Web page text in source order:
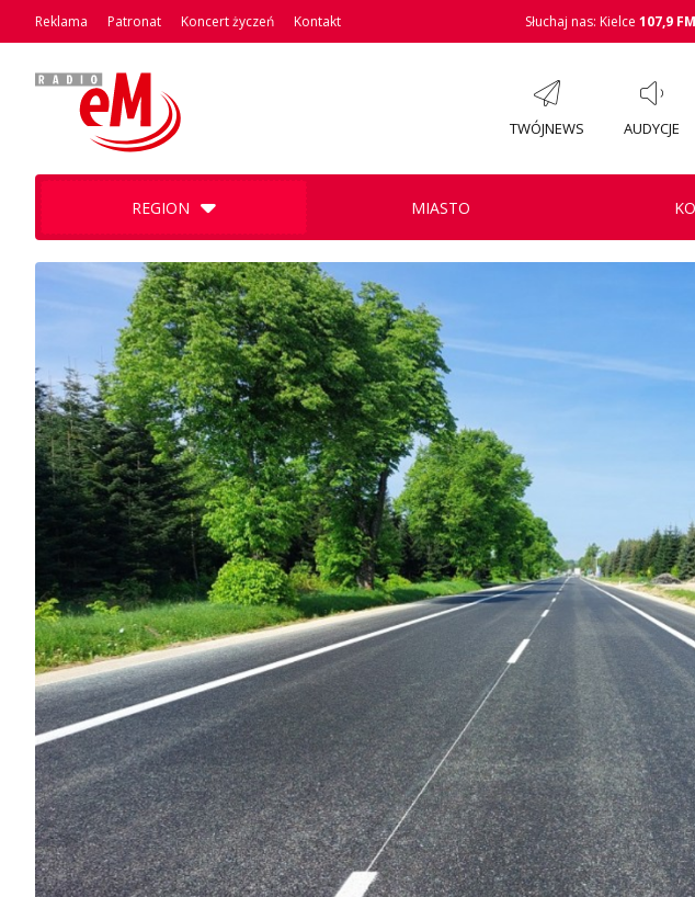
Reklama Patronat Koncert życzeń Kontakt Słuchaj nas: Kielce 107,9 FM
TWÓJNEWS AUDYCJE
REGION MIASTO